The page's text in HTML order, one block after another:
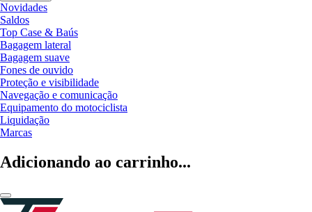
Novidades
Saldos
Top Case & Baús
Bagagem lateral
Bagagem suave
Fones de ouvido
Proteção e visibilidade
Navegação e comunicação
Equipamento do motociclista
Liquidação
Marcas
Adicionando ao carrinho...